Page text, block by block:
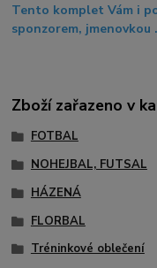
Tento komplet Vám i
sponzorem, jmenovkou
Zboží zařazeno v
FOTBAL
NOHEJBAL, FUTSAL
HÁZENÁ
FLORBAL
Tréninkové oblečení